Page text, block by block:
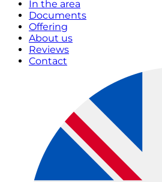
In the area
Documents
Offering
About us
Reviews
Contact